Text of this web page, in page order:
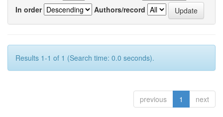
In order
Authors/record
Results 1-1 of 1 (Search time: 0.0 seconds).
previous 1 next